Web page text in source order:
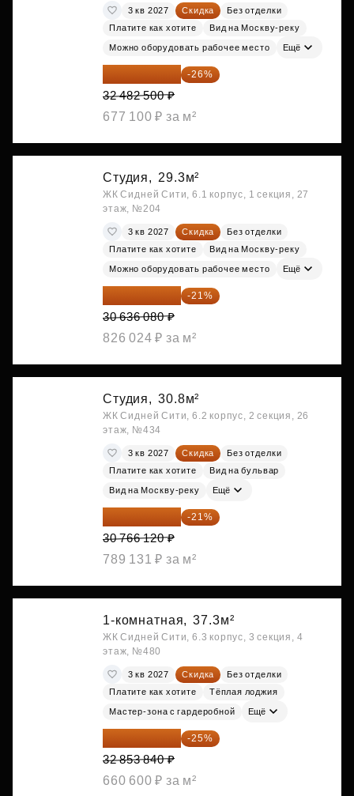
3 кв 2027 Скидка
Без отделки
Платите как хотите
Вид на Москву-реку
Можно оборудовать рабочее место Ещё
24 037 050 ₽ -26%
32 482 500 ₽
677 100 ₽ за м²
Студия, 29.3м²
ЖК Сидней Сити, 6.1 корпус, 1 секция, 27
этаж, №204
3 кв 2027 Скидка
Без отделки
Платите как хотите
Вид на Москву-реку
Можно оборудовать рабочее место Ещё
24 202 503 ₽ -21%
30 636 080 ₽
826 024 ₽ за м²
Студия, 30.8м²
ЖК Сидней Сити, 6.2 корпус, 2 секция, 26
этаж, №434
3 кв 2027 Скидка
Без отделки
Платите как хотите
Вид на бульвар
Вид на Москву-реку Ещё
24 305 235 ₽ -21%
30 766 120 ₽
789 131 ₽ за м²
1-комнатная, 37.3м²
ЖК Сидней Сити, 6.3 корпус, 3 секция, 4
этаж, №480
3 кв 2027 Скидка
Без отделки
Платите как хотите
Тёплая лоджия
Мастер-зона с гардеробной Ещё
24 640 380 ₽ -25%
32 853 840 ₽
660 600 ₽ за м²